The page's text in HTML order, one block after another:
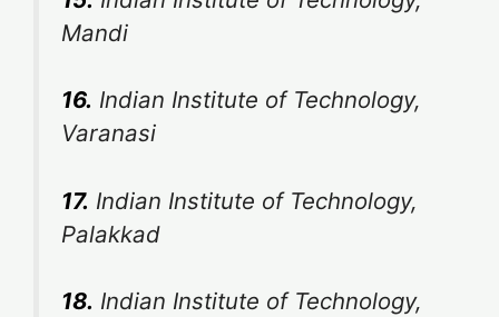
Mandi
16. Indian Institute of Technology,
Varanasi
17. Indian Institute of Technology,
Palakkad
18. Indian Institute of Technology,